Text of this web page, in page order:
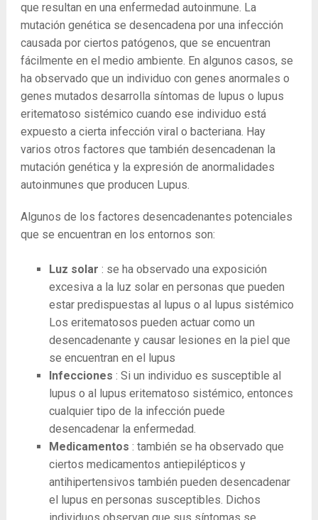
que resultan en una enfermedad autoinmune. La
mutación genética se desencadena por una infección
causada por ciertos patógenos, que se encuentran
fácilmente en el medio ambiente. En algunos casos, se
ha observado que un individuo con genes anormales o
genes mutados desarrolla síntomas de lupus o lupus
eritematoso sistémico cuando ese individuo está
expuesto a cierta infección viral o bacteriana. Hay
varios otros factores que también desencadenan la
mutación genética y la expresión de anormalidades
autoinmunes que producen Lupus.
Algunos de los factores desencadenantes potenciales
que se encuentran en los entornos son:
Luz solar : se ha observado una exposición
excesiva a la luz solar en personas que pueden
estar predispuestas al lupus o al lupus sistémico
Los eritematosos pueden actuar como un
desencadenante y causar lesiones en la piel que
se encuentran en el lupus
Infecciones : Si un individuo es susceptible al
lupus o al lupus eritematoso sistémico, entonces
cualquier tipo de la infección puede
desencadenar la enfermedad.
Medicamentos : también se ha observado que
ciertos medicamentos antiepilépticos y
antihipertensivos también pueden desencadenar
el lupus en personas susceptibles. Dichos